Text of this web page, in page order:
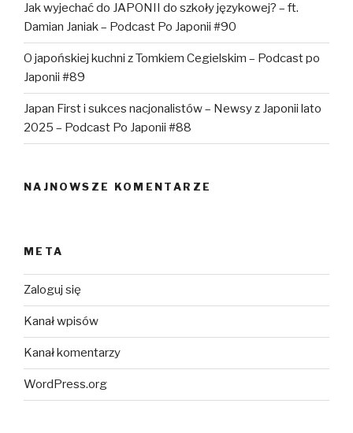
Jak wyjechać do JAPONII do szkoły językowej? – ft.
Damian Janiak – Podcast Po Japonii #90
O japońskiej kuchni z Tomkiem Cegielskim – Podcast po
Japonii #89
Japan First i sukces nacjonalistów – Newsy z Japonii lato
2025 – Podcast Po Japonii #88
NAJNOWSZE KOMENTARZE
META
Zaloguj się
Kanał wpisów
Kanał komentarzy
WordPress.org